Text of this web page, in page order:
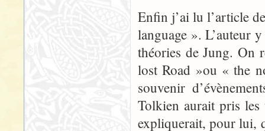
Enfin j’ai lu l’article
language ». L’auteur
théories de Jung. On
lost Road »ou « the
souvenir
Tolkien aurait pris les
expliquerait, pour lui,